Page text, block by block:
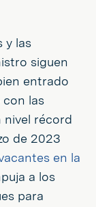
y las
siguen
entrado
con las
nivel récord
de 2023
en la
a los
para